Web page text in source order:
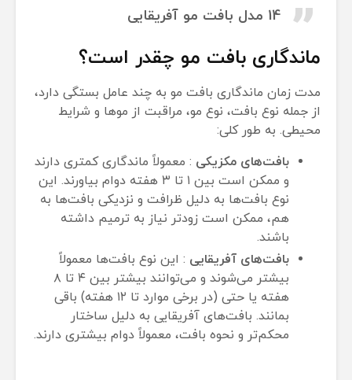
14 مدل بافت مو آفریقایی
ماندگاری بافت مو چقدر است؟
مدت زمان ماندگاری بافت مو به چند عامل بستگی دارد،
از جمله نوع بافت، نوع مو، مراقبت از موها و شرایط
محیطی. به طور کلی:
بافت‌های مکزیکی : معمولاً ماندگاری کمتری دارند
و ممکن است بین ۱ تا ۳ هفته دوام بیاورند. این
نوع بافت‌ها به دلیل ظرافت و نزدیکی بافت‌ها به
هم، ممکن است زودتر نیاز به ترمیم داشته
باشند.
بافت‌های آفریقایی : این نوع بافت‌ها معمولاً
بیشتر می‌شوند و می‌توانند بیشتر بین ۴ تا ۸
هفته یا حتی (در برخی موارد تا ۱۲ هفته) باقی
بمانند. بافت‌های آفریقایی به دلیل ساختار
محکم‌تر و نحوه بافت، معمولاً دوام بیشتری دارند.